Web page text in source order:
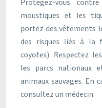
Protégez-vous
moustiques et les
portez des vêtements
des risques liés à la
coyotes). Respectez
les parcs nationaux
animaux sauvages. En
consultez un médecin.